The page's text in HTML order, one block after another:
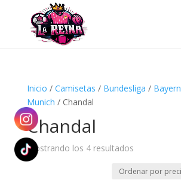
Búsqueda
productos
Inicio / Camisetas / Bundesliga / Bayern
Munich / Chandal
Chandal
Mostrando los 4 resultadosOrdenado
precio: